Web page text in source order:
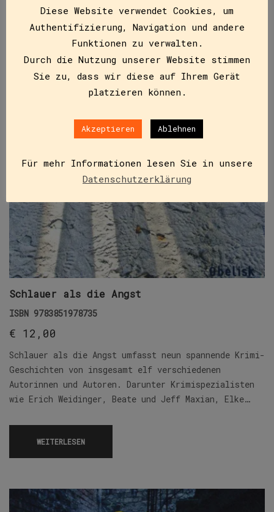
Schlauer als die Angst
ISBN 9783851978735
€ 12,00
Schlauer als die Angst umfasst neun spannende Krimi-
Geschichten von insgesamt elf verschiedenen
Autorinnen und Autoren. Darunter Krimispezialisten
wie Erich Weidinger, Beate und Jeff Maxian, Elke…
WEITERLESEN
Diese Website verwendet Cookies, um
Authentifizierung, Navigation und andere
Funktionen zu verwalten.
Durch die Nutzung unserer Website stimmen
Sie zu, dass wir diese auf Ihrem Gerät
platzieren können.
Akzeptieren Ablehnen
Für mehr Informationen lesen Sie in unsere
Datenschutzerklärung